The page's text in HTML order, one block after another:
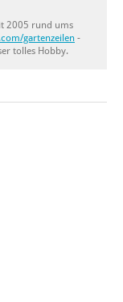
2005 rund ums
gartenzeilen -
tolles Hobby.